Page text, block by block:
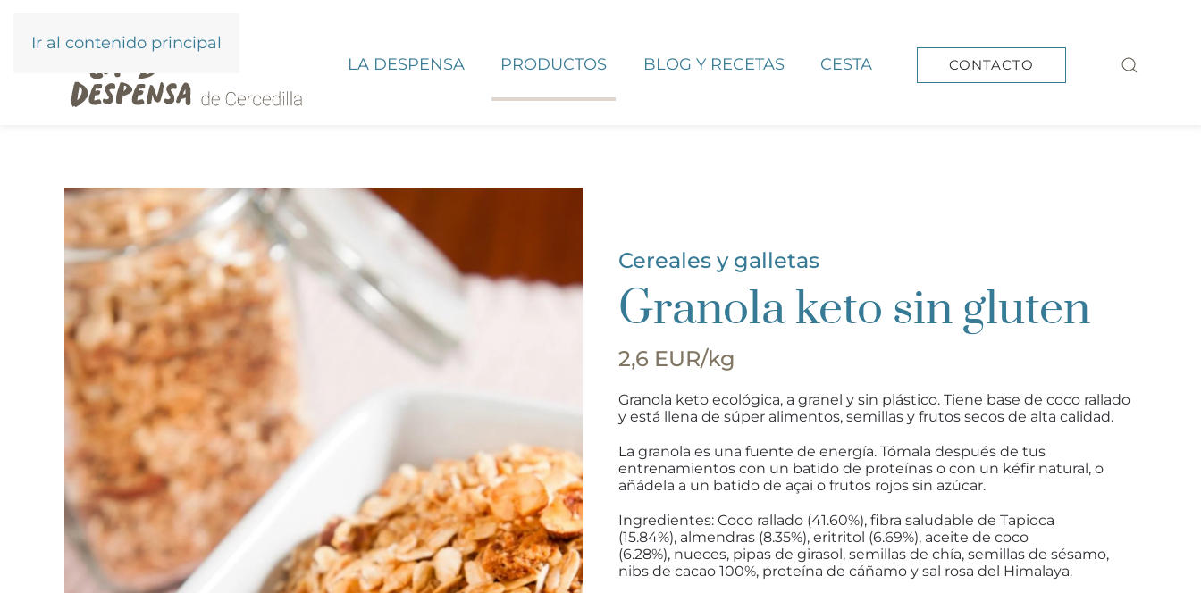
Ir al contenido principal
LA DESPENSA
PRODUCTOS BLOG Y RECETAS CESTA CONTACTO
Cereales y galletas
Granola keto sin gluten
2,6 EUR/kg
Granola keto ecológica, a granel y sin plástico. Tiene base de coco rallado
y está llena de súper alimentos, semillas y frutos secos de alta calidad.
La granola es una fuente de energía. Tómala después de tus
entrenamientos con un batido de proteínas o con un kéfir natural, o
añádela a un batido de açai o frutos rojos sin azúcar.
Ingredientes: Coco rallado (41.60%), fibra saludable de Tapioca
(15.84%), almendras (8.35%), eritritol (6.69%), aceite de coco
(6.28%), nueces, pipas de girasol, semillas de chía, semillas de sésamo,
nibs de cacao 100%, proteína de cáñamo y sal rosa del Himalaya.